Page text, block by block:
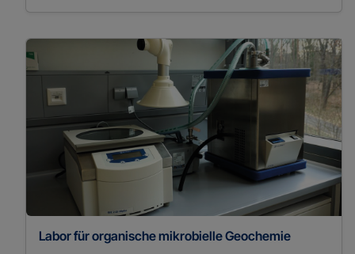
Labor für organische mikrobielle Geochemie